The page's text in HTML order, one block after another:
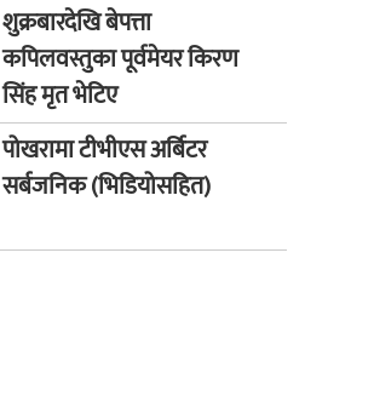
शुक्रबारदेखि बेपत्ता
कपिलवस्तुका पूर्वमेयर किरण
सिंह मृत भेटिए
पोखरामा टीभीएस अर्बिटर
सर्बजनिक (भिडियोसहित)